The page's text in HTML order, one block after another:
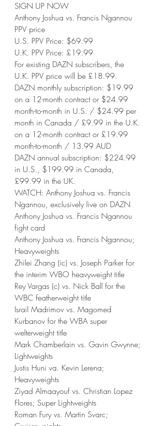
SIGN UP NOW
Anthony Joshua vs. Francis Ngannou
PPV price
U.S. PPV Price: $69.99
U.K. PPV Price: £19.99
For existing DAZN subscribers, the
U.K. PPV price will be £18.99.
DAZN monthly subscription: $19.99
on a 12-month contract or $24.99
month-to-month in U.S. / $24.99 per
month in Canada / £9.99 in the U.K.
on a 12-month contract or £19.99
month-to-month / 13.99 AUD
DAZN annual subscription: $224.99
in U.S., $199.99 in Canada,
£99.99 in the UK.
WATCH: Anthony Joshua vs. Francis
Ngannou, exclusively live on DAZN
Anthony Joshua vs. Francis Ngannou
fight card
Anthony Joshua vs. Francis Ngannou;
Heavyweights
Zhilei Zhang (ic) vs. Joseph Parker for
the interim WBO heavyweight title
Rey Vargas (c) vs. Nick Ball for the
WBC featherweight title
Israil Madrimov vs. Magomed
Kurbanov for the WBA super
welterweight title
Mark Chamberlain vs. Gavin Gwynne;
Lightweights
Justis Huni va. Kevin Lerena;
Heavyweights
Ziyad Almaayouf vs. Christian Lopez
Flores; Super Lightweights
Roman Fury vs. Martin Svarc;